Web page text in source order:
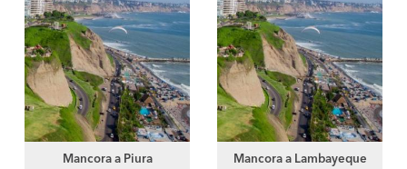
Mancora a Piura
Mancora a Lambayeque